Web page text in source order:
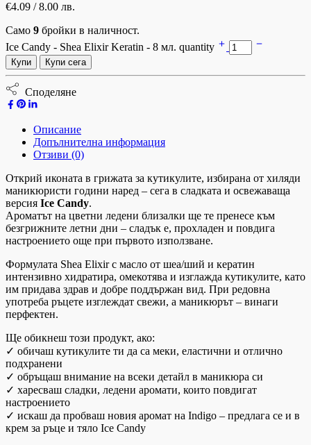
€4.09 / 8.00 лв.
Само 9 бройки в наличност.
Ice Candy - Shea Elixir Keratin - 8 мл. quantity
Купи Купи сега
Споделяне
Описание
Допълнителна информация
Отзиви (0)
Открий иконата в грижата за кутикулите, избирана от хиляди
маникюристи години наред – сега в сладката и освежаваща
версия Ice Candy.
Ароматът на цветни ледени близалки ще те пренесе към
безгрижните летни дни – сладък е, прохладен и повдига
настроението още при първото използване.
Формулата Shea Elixir с масло от шеа/ший и кератин
интензивно хидратира, омекотява и изглажда кутикулите, като
им придава здрав и добре поддържан вид. При редовна
употреба ръцете изглеждат свежи, а маникюрът – винаги
перфектен.
Ще обикнеш този продукт, ако:
✓ обичаш кутикулите ти да са меки, еластични и отлично
подхранени
✓ обръщаш внимание на всеки детайл в маникюра си
✓ харесваш сладки, ледени аромати, които повдигат
настроението
✓ искаш да пробваш новия аромат на Indigo – предлага се и в
крем за ръце и тяло Ice Candy